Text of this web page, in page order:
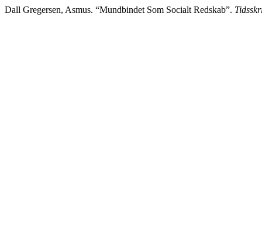
Dall Gregersen, Asmus. “Mundbindet Som Socialt Redskab”.